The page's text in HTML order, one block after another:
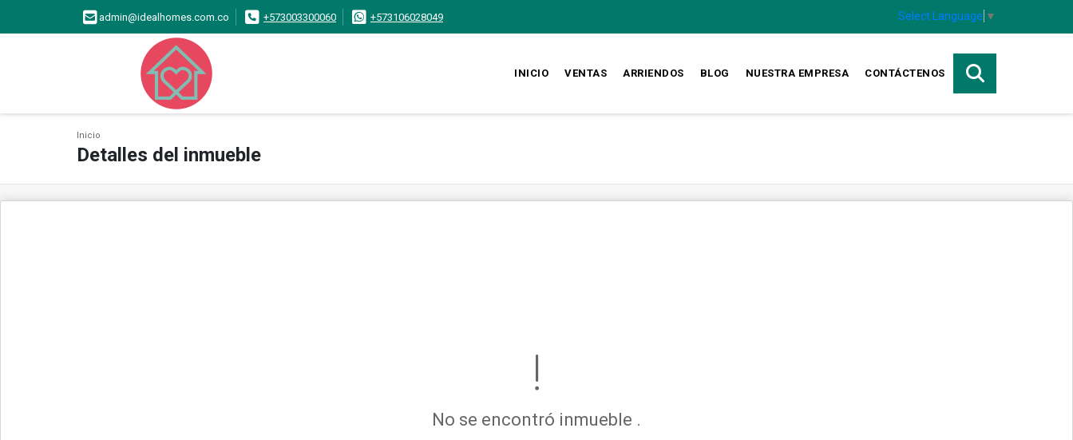
admin@idealhomes.com.co +573003300060 +573106028049 Select Language ▼
INICIO VENTAS ARRIENDOS BLOG NUESTRA EMPRESA CONTÁCTENOS
Inicio
Detalles del inmueble
No se encontró inmueble .